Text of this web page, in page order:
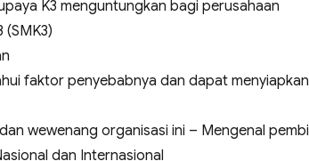
K3 menguntungkan bagi perusahaan
(SMK3)
faktor penyebabnya dan dapat
wewenang organisasi ini – Mengenal
dan Internasional